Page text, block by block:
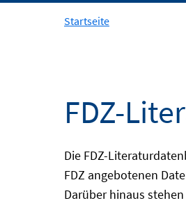
Startseite
FDZ-
Die FDZ-
FDZ angebotenen
Darüber hinaus